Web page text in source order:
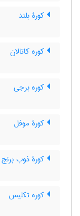
کورۀ بلند
کوره کاتالان
کوره برجی
کورۀ موفل
کورۀ ذوب برنج
کوره تکلیس